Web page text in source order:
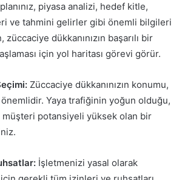
planınız, piyasa analizi, hedef kitle,
ve tahmini gelirler gibi önemli bilgileri
dükkanınızın başarılı bir
için yol haritası görevi görür.
Züccaciye dükkanınızın konumu,
Yaya trafiğinin yoğun olduğu,
potansiyeli yüksek olan bir
İşletmenizi yasal olarak